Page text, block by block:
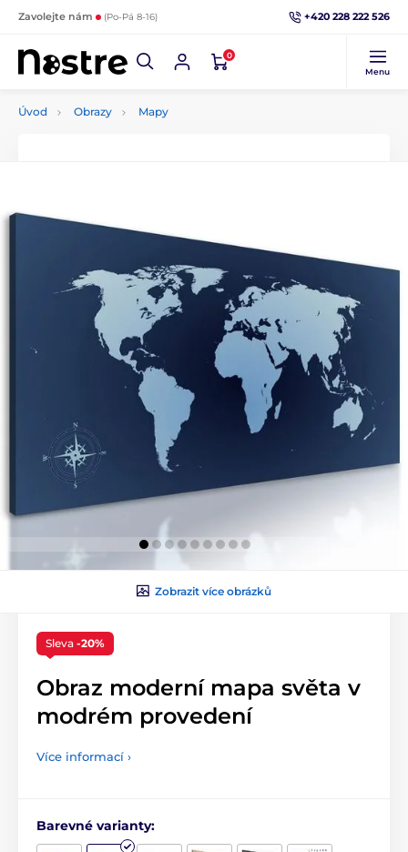
Zavolejte nám (Po-Pá 8-16) +420 228 222 526
0
Menu
Úvod Obrazy Mapy
Zobrazit více obrázků
Sleva -20%
Obraz moderní mapa světa v
modrém provedení
Více informací ›
Barevné varianty: